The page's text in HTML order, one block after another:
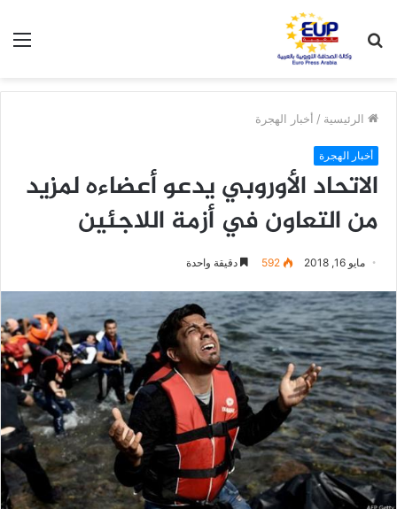
عن
الرئيسية / أخبار الهجرة
أخبار الهجرة
الاتحاد الأوروبي يدعو أعضاءه لمزيد
من التعاون في أزمة اللاجئين
مايو 16, 2018 592 دقيقة واحدة